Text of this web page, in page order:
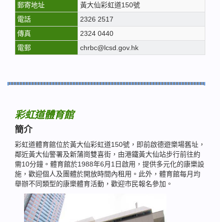
郵寄地址
黃大仙彩虹道150號
電話
2326 2517
傳真
2324 0440
電郵
chrbc@lcsd.gov.hk
彩虹道體育館
簡介
彩虹道體育館位於黃大仙彩虹道150號，即前啟德遊樂場舊址，
鄰近黃大仙警署及新蒲崗雙喜街，由港鐵黃大仙站步行前往約
需10分鐘。體育館於1988年6月1日啟用，提供多元化的康樂設
施，歡迎個人及團體於開放時間內租用。此外，體育館每月均
舉辦不同類型的康樂體育活動，歡迎市民報名參加。